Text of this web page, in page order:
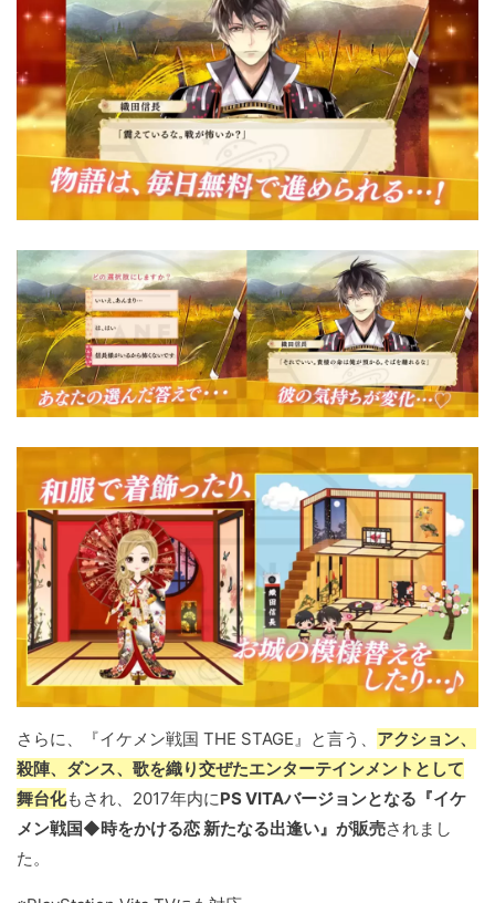
さらに、『イケメン戦国 THE STAGE』と言う、 アクション、
殺陣、ダンス、歌を織り交ぜたエンターテインメントとして
舞台化もされ、2017年内にPS VITAバージョンとなる『イケ
メン戦国◆時をかける恋 新たなる出逢い』が販売されまし
た。